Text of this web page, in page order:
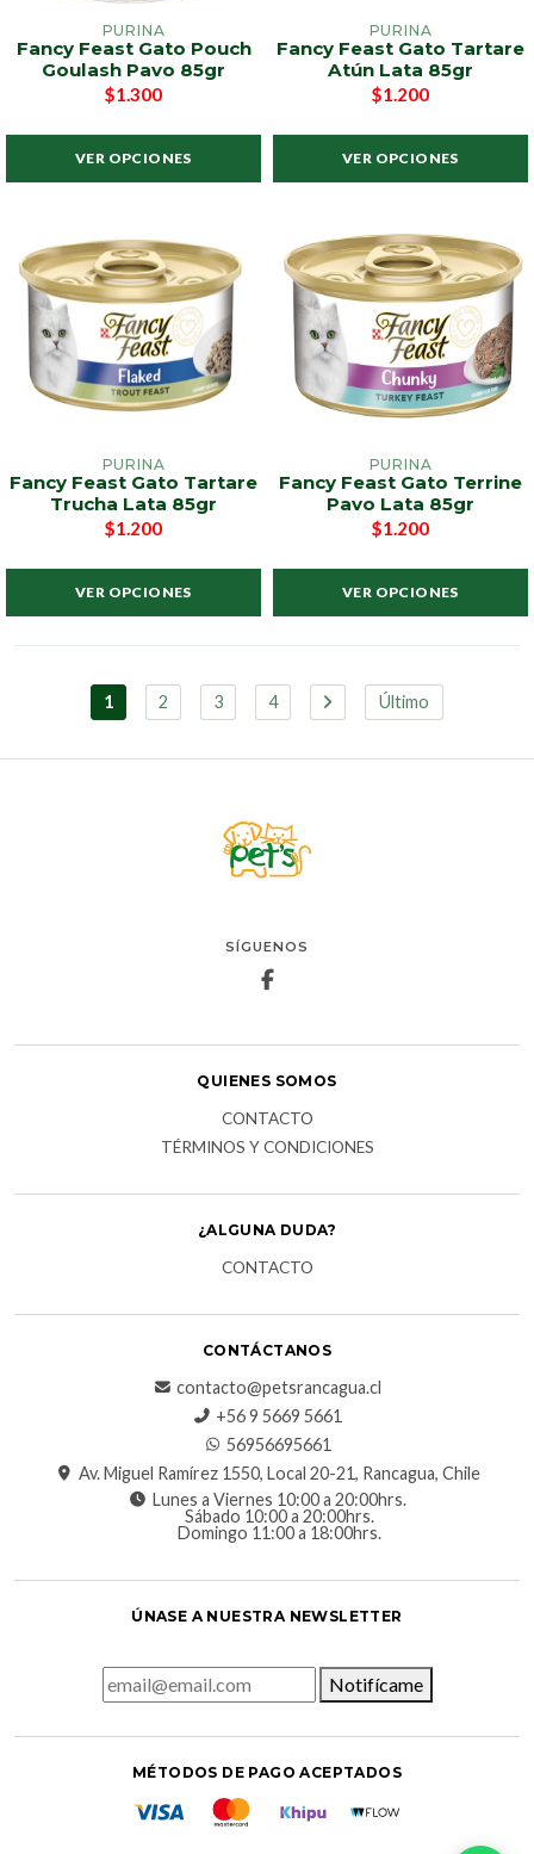
PURINA
Fancy Feast Gato Pouch
Goulash Pavo 85gr
$1.300
VER OPCIONES
PURINA
Fancy Feast Gato Tartare
Atún Lata 85gr
$1.200
VER OPCIONES
PURINA
Fancy Feast Gato Tartare
Trucha Lata 85gr
$1.200
VER OPCIONES
PURINA
Fancy Feast Gato Terrine
Pavo Lata 85gr
$1.200
VER OPCIONES
1 2 3 4 Último
SÍGUENOS
QUIENES SOMOS
CONTACTO
TÉRMINOS Y CONDICIONES
¿ALGUNA DUDA?
CONTACTO
CONTÁCTANOS
contacto@petsrancagua.cl
‪+56 9 5669 5661‬
56956695661‬
Av. Miguel Ramírez 1550, Local 20-21, Rancagua, Chile
Lunes a Viernes 10:00 a 20:00hrs.
Sábado 10:00 a 20:00hrs.
Domingo 11:00 a 18:00hrs.
ÚNASE A NUESTRA NEWSLETTER
Notifícame
MÉTODOS DE PAGO ACEPTADOS